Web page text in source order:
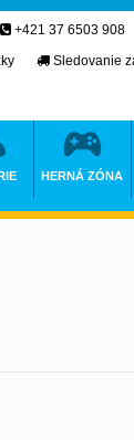
+421 37 6503 908
Sledovanie
HERNÁ ZÓNA